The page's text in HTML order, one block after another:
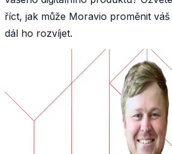
říct, jak může Moravio proměnit
dál ho rozvíjet.